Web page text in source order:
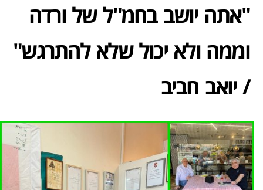
"אתה יושב בחמ"ל של ורדה
וממה ולא יכול שלא להתרגש"
/ יואב חביב